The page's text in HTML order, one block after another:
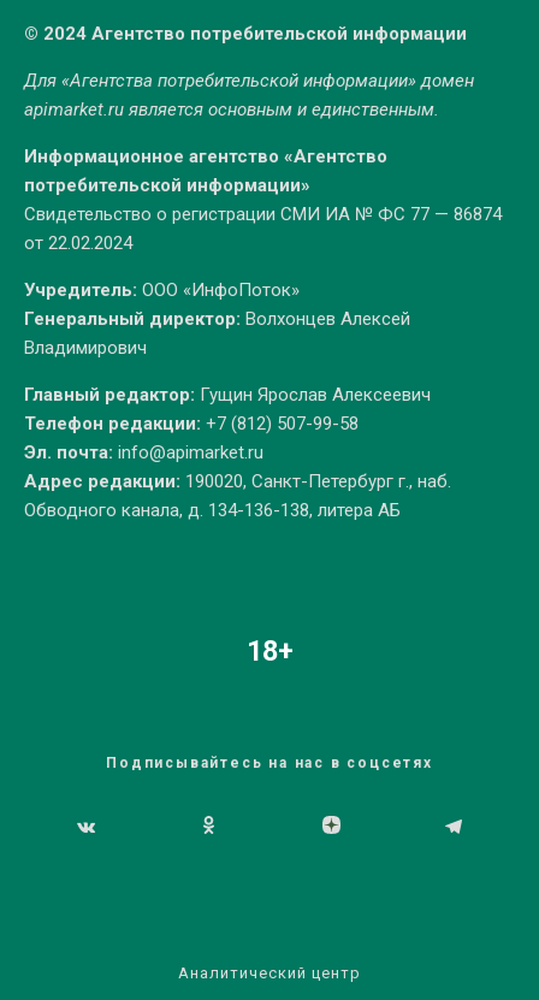
© 2024 Агентство потребительской информации
Для «Агентства потребительской информации» домен
apimarket.ruявляется основным и единственным.
Информационное агентство «Агентство
потребительской информации»
Свидетельство о регистрации СМИ ИА № ФС 77 — 86874
от 22.02.2024
Учредитель: ООО «ИнфоПоток»
Генеральный директор: Волхонцев Алексей
Владимирович
Главный редактор: Гущин Ярослав Алексеевич
Телефон редакции: +7 (812) 507-99-58
Эл. почта: info@apimarket.ru
Адрес редакции: 190020, Санкт-Петербург г., наб.
Обводного канала, д. 134-136-138, литера АБ
18+
Подписывайтесь на нас в соцсетях
Аналитический центр